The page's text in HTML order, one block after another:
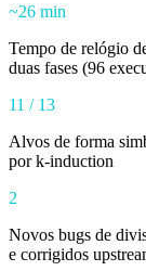
~26 min
Tempo de relógio
duas fases (96
11 / 13
Alvos de forma
por k-induction
2
Novos bugs de
e corrigidos